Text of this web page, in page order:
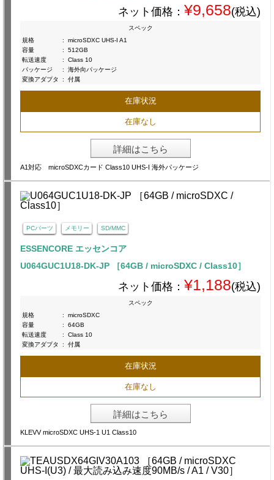
ネット価格： ¥9,658(税込)
スペック
規格
:
microSDXC UHS-I A1
容量
:
512GB
転送速度
:
Class 10
パッケージ
:
海外向パッケージ
変換アダプタ
: 付属
在庫状況
在庫なし
詳細はこちら
A1対応 microSDXCカード Class10 UHS-I 海外パッケージ
PCパーツ メモリー SD/MMC
ESSENCORE エッセンコア
U064GUC1U18-DK-JP ［64GB / microSDXC / Class10］
ネット価格： ¥1,188(税込)
スペック
規格
:
microSDXC
容量
:
64GB
転送速度
:
Class 10
変換アダプタ
: 付属
在庫状況
在庫なし
詳細はこちら
KLEVV microSDXC UHS-1 U1 Class10